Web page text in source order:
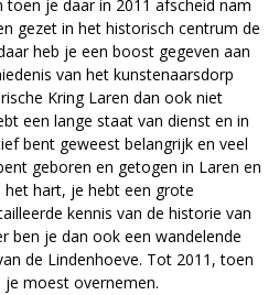
je daar in 2011 afscheid nam
gezet in het historisch centrum de
heb je een boost gegeven aan
van het kunstenaarsdorp
Kring Laren dan ook niet
een lange staat van dienst en in
bent geweest belangrijk en veel
geboren en getogen in Laren en
hart, je hebt een grote
kennis van de historie van
ben je dan ook een wandelende
de Lindenhoeve. Tot 2011, toen
moest overnemen.